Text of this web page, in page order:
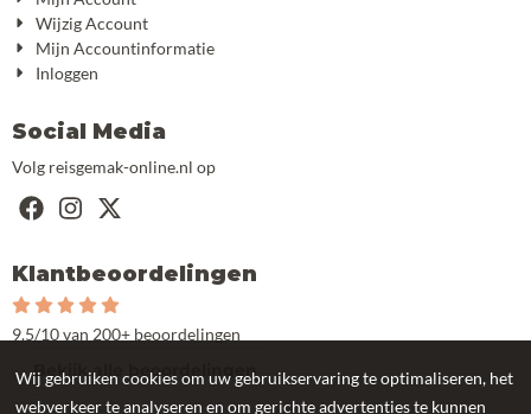
Wijzig Account
Mijn Accountinformatie
Inloggen
Social Media
Volg reisgemak-online.nl op
Klantbeoordelingen
9.5/10 van 200+ beoordelingen
Bekijk alle beoordelingen
Wij gebruiken cookies om uw gebruikservaring te optimaliseren, het
webverkeer te analyseren en om gerichte advertenties te kunnen